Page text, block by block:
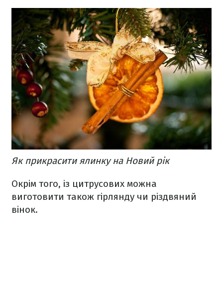
Як прикрасити ялинку на Новий рік
Окрім того, із цитрусових можна
виготовити також гірлянду чи різдвяний
вінок.